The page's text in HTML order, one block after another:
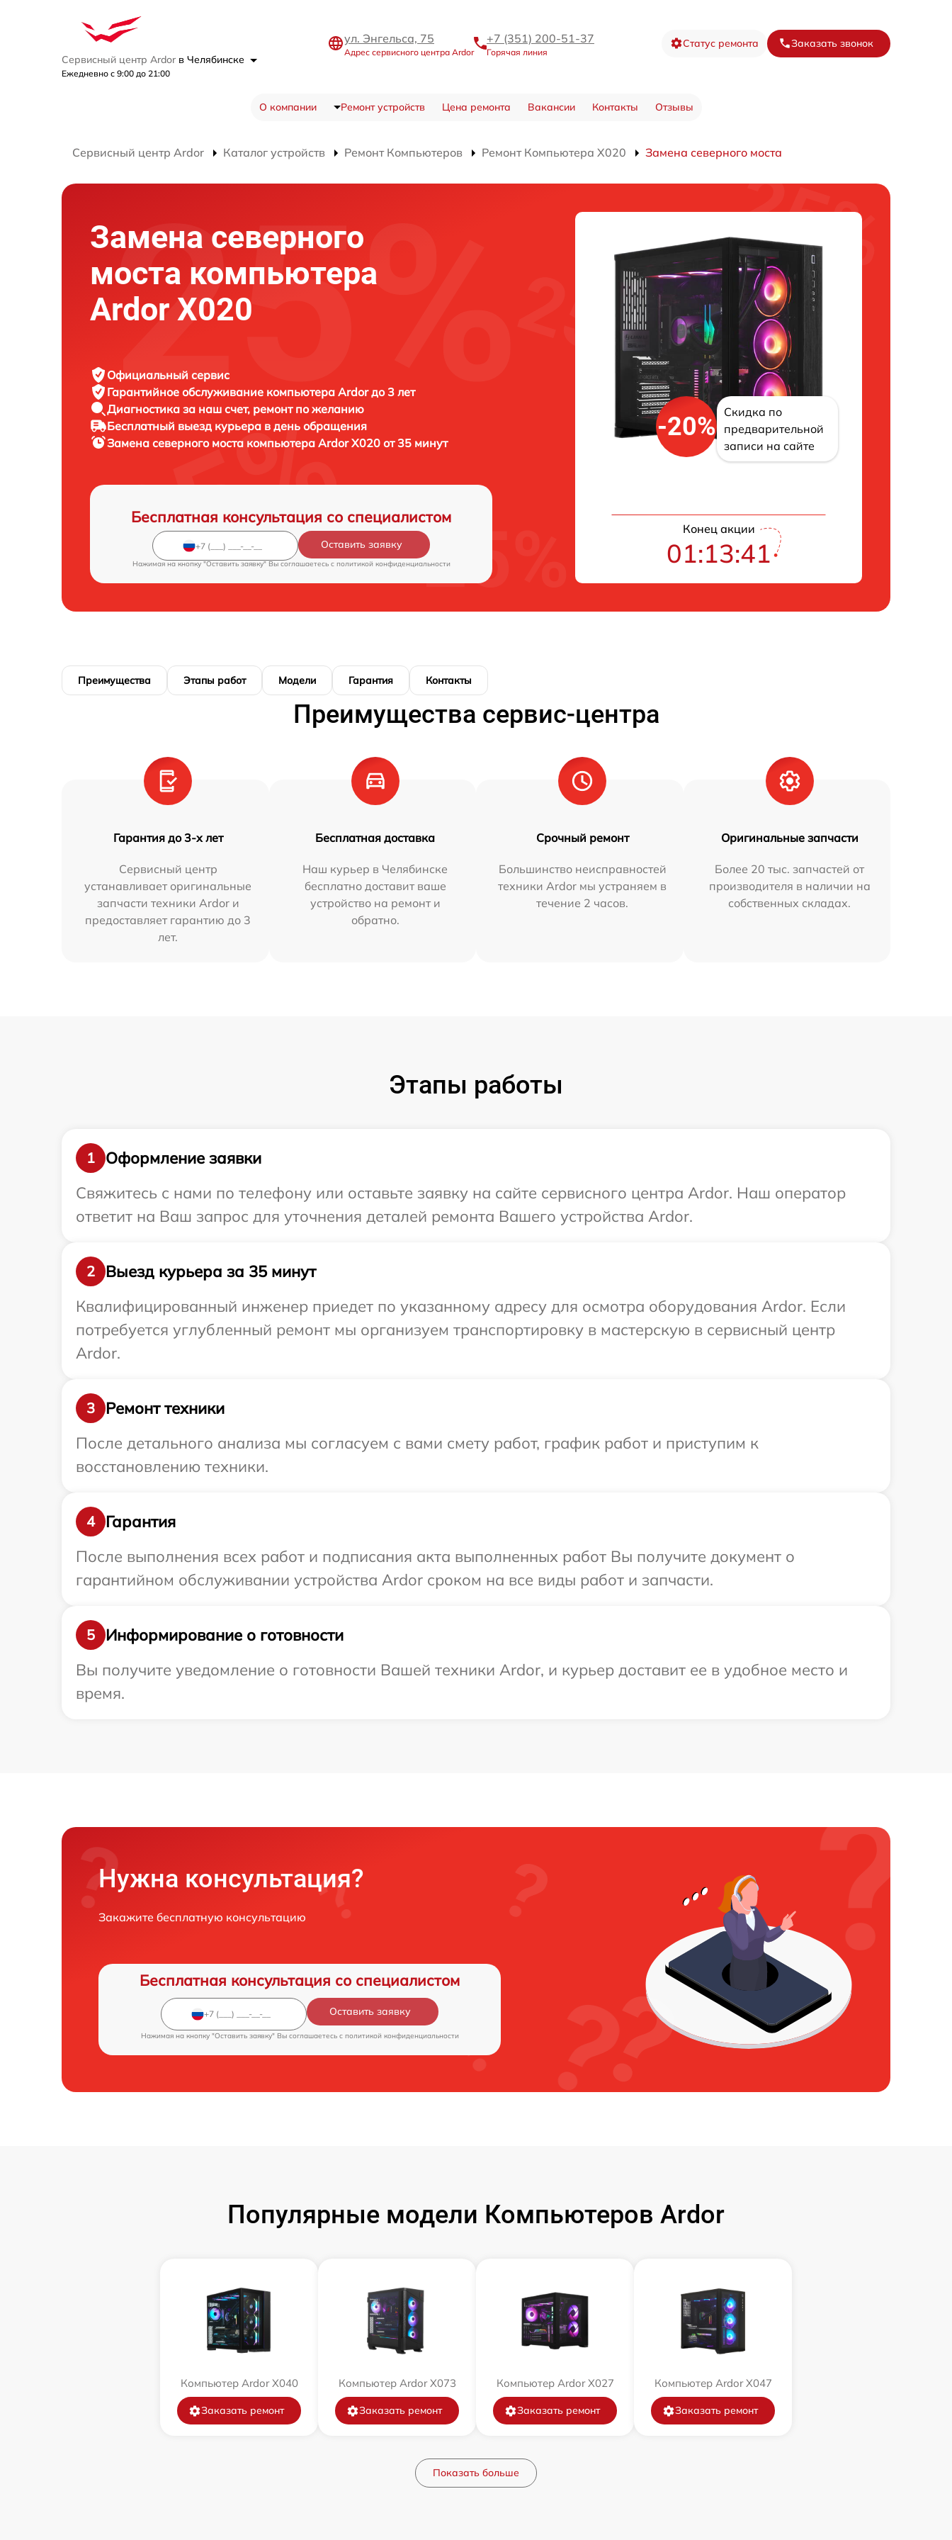
Сервисный центр Ardor в Челябинске
Ежедневно с 9:00 до 21:00
ул. Энгельса, 75
Адрес сервисного центра Ardor
+7 (351) 200-51-37
Горячая линия
Статус ремонта Заказать звонок
О компании Ремонт устройств Цена ремонта Вакансии Контакты Отзывы
Сервисный центр Ardor Каталог устройств Ремонт Компьютеров Ремонт Компьютера X020 Замена северного моста
Замена северного
моста компьютера
Ardor X020
Официальный сервис
Гарантийное обслуживание компьютера Ardor до 3 лет
Диагностика за наш счет, ремонт по желанию
Бесплатный выезд курьера в день обращения
Замена северного моста компьютера Ardor X020 от 35 минут
Бесплатная консультация со специалистом
Оставить заявку
Нажимая на кнопку "Оставить заявку" Вы соглашаетесь c политикой конфиденциальности
-20%
Скидка по
предварительной
записи на сайте
Конец акции
01:13:40
Преимущества Этапы работ Модели Гарантия Контакты
Преимущества сервис-центра
Гарантия до 3-х лет
Сервисный центр
устанавливает оригинальные
запчасти техники Ardor и
предоставляет гарантию до 3
лет.
Бесплатная доставка
Наш курьер в Челябинске
бесплатно доставит ваше
устройство на ремонт и
обратно.
Срочный ремонт
Большинство неисправностей
техники Ardor мы устраняем в
течение 2 часов.
Оригинальные запчасти
Более 20 тыс. запчастей от
производителя в наличии на
собственных складах.
Этапы работы
1
Оформление заявки
Свяжитесь с нами по телефону или оставьте заявку на сайте сервисного центра Ardor. Наш оператор
ответит на Ваш запрос для уточнения деталей ремонта Вашего устройства Ardor.
2
Выезд курьера за 35 минут
Квалифицированный инженер приедет по указанному адресу для осмотра оборудования Ardor. Если
потребуется углубленный ремонт мы организуем транспортировку в мастерскую в сервисный центр
Ardor.
3
Ремонт техники
После детального анализа мы согласуем с вами смету работ, график работ и приступим к
восстановлению техники.
4
Гарантия
После выполнения всех работ и подписания акта выполненных работ Вы получите документ о
гарантийном обслуживании устройства Ardor сроком на все виды работ и запчасти.
5
Информирование о готовности
Вы получите уведомление о готовности Вашей техники Ardor, и курьер доставит ее в удобное место и
время.
Нужна консультация?
Закажите бесплатную консультацию
Бесплатная консультация со специалистом
Оставить заявку
Нажимая на кнопку "Оставить заявку" Вы соглашаетесь c политикой конфиденциальности
Популярные модели Компьютеров Ardor
Компьютер Ardor X040
Заказать ремонт
Компьютер Ardor X073
Заказать ремонт
Компьютер Ardor X027
Заказать ремонт
Компьютер Ardor X047
Заказать ремонт
Показать больше